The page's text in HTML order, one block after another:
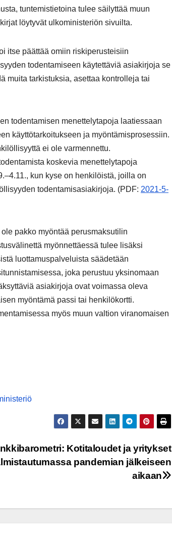
tuntemistietoina tulee säilyttää muun
löytyvät ulkoministeriön sivuilta.
itse päättää omiin riskiperusteisiin
todentamiseen käytettäviä asiakirjoja se
muita tarkistuksia, asettaa kontrolleja tai
todentamisen menettelytapoja laatiessaan
käyttötarkoitukseen ja myöntämisprosessiin.
ei ole varmennettu.
koskevia menettelytapoja
kun kyse on henkilöistä, joilla on
todentamisasiakirjoja. (PDF: 2021-5-
pakko myöntää perusmaksutilin
myönnettäessä tulee lisäksi
luottamuspalveluista säädetään
joka perustuu yksinomaan
asiakirjoja ovat voimassa oleva
myöntämä passi tai henkilökortti.
myös muun valtion viranomaisen
Kotitaloudet ja yritykset
pandemian jälkeiseen
aikaan